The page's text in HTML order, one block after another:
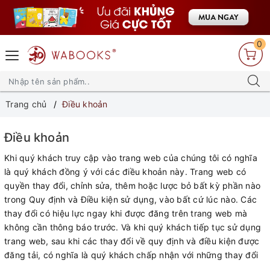
0
Trang chủ Điều khoản
Điều khoản
Khi quý khách truy cập vào trang web của chúng tôi có nghĩa
là quý khách đồng ý với các điều khoản này. Trang web có
quyền thay đổi, chỉnh sửa, thêm hoặc lược bỏ bất kỳ phần nào
trong Quy định và Điều kiện sử dụng, vào bất cứ lúc nào. Các
thay đổi có hiệu lực ngay khi được đăng trên trang web mà
không cần thông báo trước. Và khi quý khách tiếp tục sử dụng
trang web, sau khi các thay đổi về quy định và điều kiện được
đăng tải, có nghĩa là quý khách chấp nhận với những thay đổi